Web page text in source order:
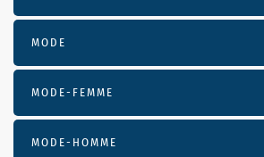
MODE
MODE-FEMME
MODE-HOMME